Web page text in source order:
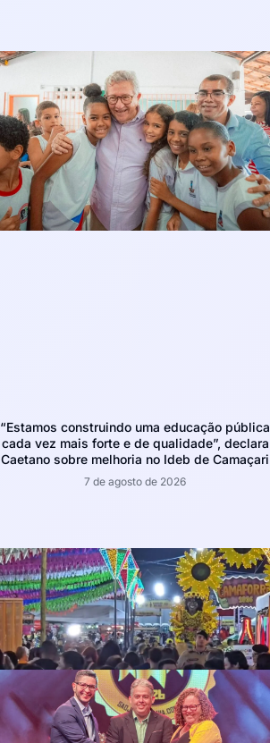
“Estamos construindo uma educação pública
cada vez mais forte e de qualidade”, declara
Caetano sobre melhoria no Ideb de Camaçari
7 de agosto de 2026